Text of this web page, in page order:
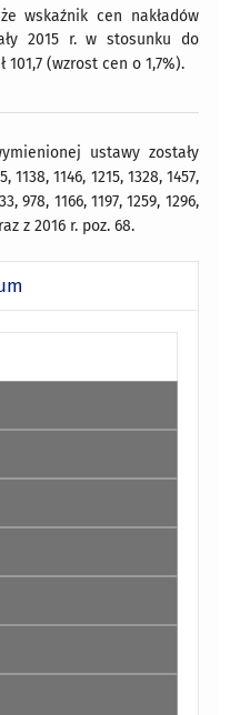
wskaźnik cen nakładów
2015 r. w stosunku do
101,7 (wzrost cen o 1,7%).
ustawy zostały
1138, 1146, 1215, 1328, 1457,
978, 1166, 1197, 1259, 1296,
z 2016 r. poz. 68.